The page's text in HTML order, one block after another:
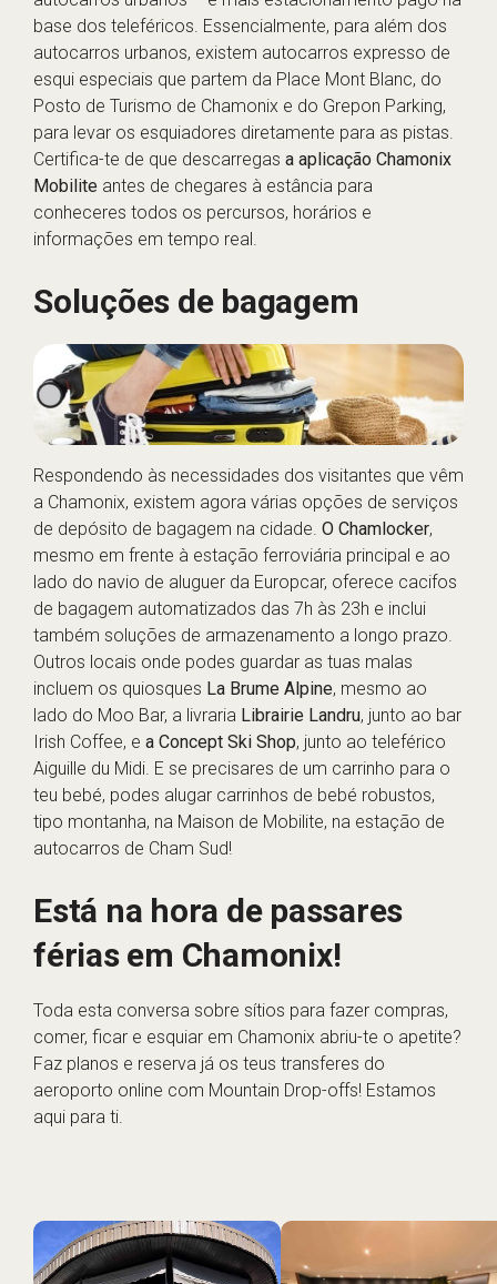
base dos teleféricos. Essencialmente, para além dos
autocarros urbanos, existem autocarros expresso de
esqui especiais que partem da Place Mont Blanc, do
Posto de Turismo de Chamonix e do Grepon Parking,
para levar os esquiadores diretamente para as pistas.
Certifica-te de que descarregas a aplicação Chamonix
Mobilite antes de chegares à estância para
conheceres todos os percursos, horários e
informações em tempo real.
Soluções de bagagem
Respondendo às necessidades dos visitantes que vêm
a Chamonix, existem agora várias opções de serviços
de depósito de bagagem na cidade. O Chamlocker,
mesmo em frente à estação ferroviária principal e ao
lado do navio de aluguer da Europcar, oferece cacifos
de bagagem automatizados das 7h às 23h e inclui
também soluções de armazenamento a longo prazo.
Outros locais onde podes guardar as tuas malas
incluem os quiosques La Brume Alpine, mesmo ao
lado do Moo Bar, a livraria Librairie Landru, junto ao bar
Irish Coffee, e a Concept Ski Shop, junto ao teleférico
Aiguille du Midi. E se precisares de um carrinho para o
teu bebé, podes alugar carrinhos de bebé robustos,
tipo montanha, na Maison de Mobilite, na estação de
autocarros de Cham Sud!
Está na hora de passares
férias em Chamonix!
Toda esta conversa sobre sítios para fazer compras,
comer, ficar e esquiar em Chamonix abriu-te o apetite?
Faz planos e reserva já os teus transferes do
aeroporto online com Mountain Drop-offs! Estamos
aqui para ti.